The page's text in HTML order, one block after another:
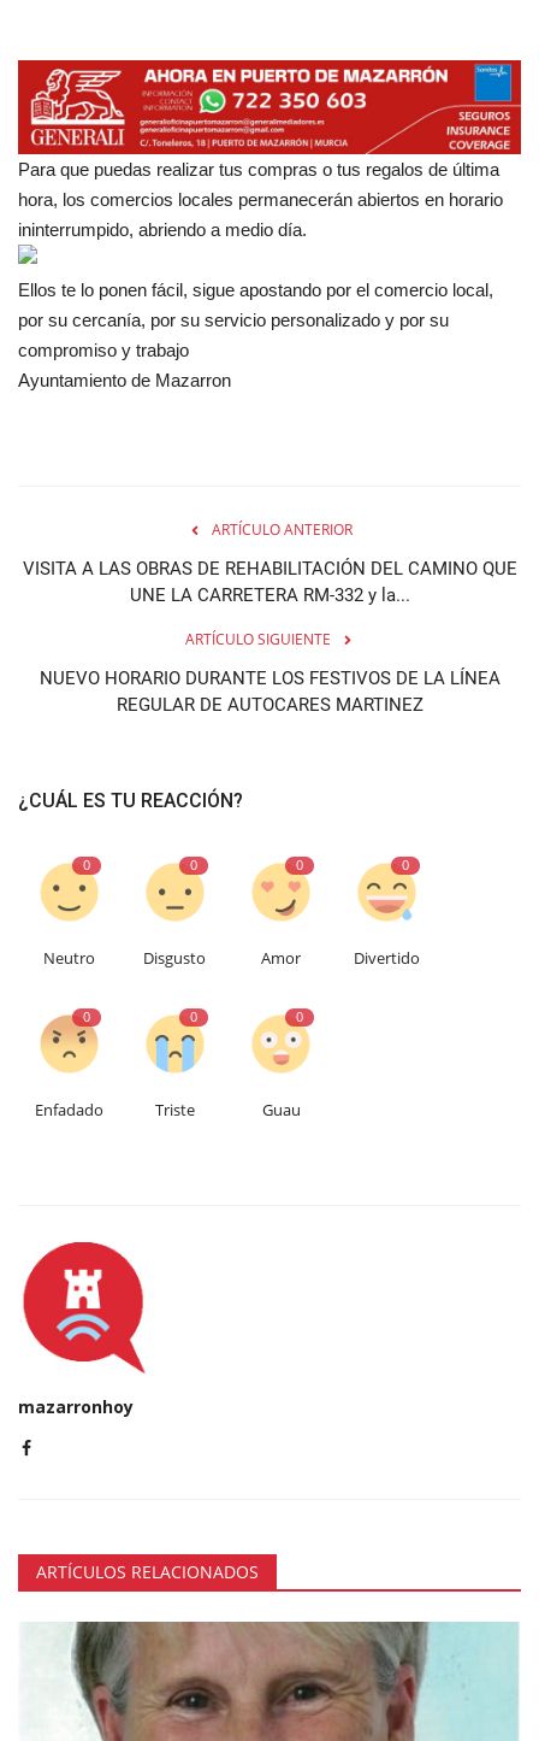
Para que puedas realizar tus compras o tus regalos de última
hora, los comercios locales permanecerán abiertos en horario
ininterrumpido, abriendo a medio día.
Ellos te lo ponen fácil, sigue apostando por el comercio local,
por su cercanía, por su servicio personalizado y por su
compromiso y trabajo
Ayuntamiento de Mazarron
ARTÍCULO ANTERIOR
VISITA A LAS OBRAS DE REHABILITACIÓN DEL CAMINO QUE
UNE LA CARRETERA RM-332 y la...
ARTÍCULO SIGUIENTE
NUEVO HORARIO DURANTE LOS FESTIVOS DE LA LÍNEA
REGULAR DE AUTOCARES MARTINEZ
¿CUÁL ES TU REACCIÓN?
0
Neutro
0
Disgusto
0
Amor
0
Divertido
0
Enfadado
0
Triste
0
Guau
mazarronhoy
ARTÍCULOS RELACIONADOS